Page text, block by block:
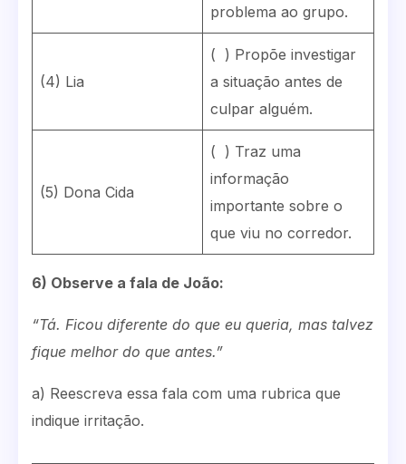
problema ao grupo.
(4) Lia
( ) Propõe investigar
a situação antes de
culpar alguém.
(5) Dona Cida
( ) Traz uma
informação
importante sobre o
que viu no corredor.
6) Observe a fala de João:
“Tá. Ficou diferente do que eu queria, mas talvez
fique melhor do que antes.”
a) Reescreva essa fala com uma rubrica que
indique irritação.